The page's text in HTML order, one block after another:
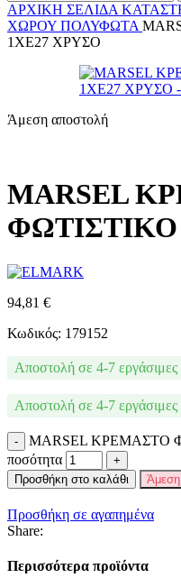
ΑΡΧΙΚΉ ΣΕΛΊΔΑ
ΧΏΡΟΥ ΠΟΛΎΦΩΤΑ
1XE27 ΧΡΥΣΟ
Άμεση αποστολή
MARSEL
ΦΩΤΙΣΤΙΚΟ
94,81 €
Κωδικός: 179152
Αποστολή σε 4-7 εργάσιμες
Αποστολή σε 4-7 εργάσιμες
MARSEL ΚΡΕΜΑΣΤΟ
ποσότητα
Προσθήκη στο καλάθι
Προσθήκη σε αγαπημένα
Share:
Περισσότερα προϊόντα